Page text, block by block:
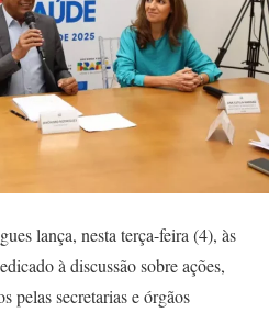
lança, nesta terça-feira (4), às
à discussão sobre ações,
pelas secretarias e órgãos